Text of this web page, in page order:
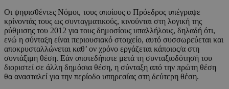
Οι ψηφισθέντες Νόμοι, τους οποίους ο Πρόεδρος υπέγραψε
κρίνοντάς τους ως συνταγματικούς, κινούνται στη λογική της
ρύθμισης του 2012 για τους δημοσίους υπαλλήλους, δηλαδή ότι,
ενώ η σύνταξη είναι περιουσιακό στοιχείο, αυτό συσσωρεύεται και
αποκρυσταλλώνεται καθ’ ον χρόνο εργάζεται κάποιος/α στη
συντάξιμη θέση. Εάν οποτεδήποτε μετά τη συνταξιοδότησή του
διοριστεί σε άλλη δημόσια θέση, η σύνταξη από την πρώτη θέση
θα ανασταλεί για την περίοδο υπηρεσίας στη δεύτερη θέση.